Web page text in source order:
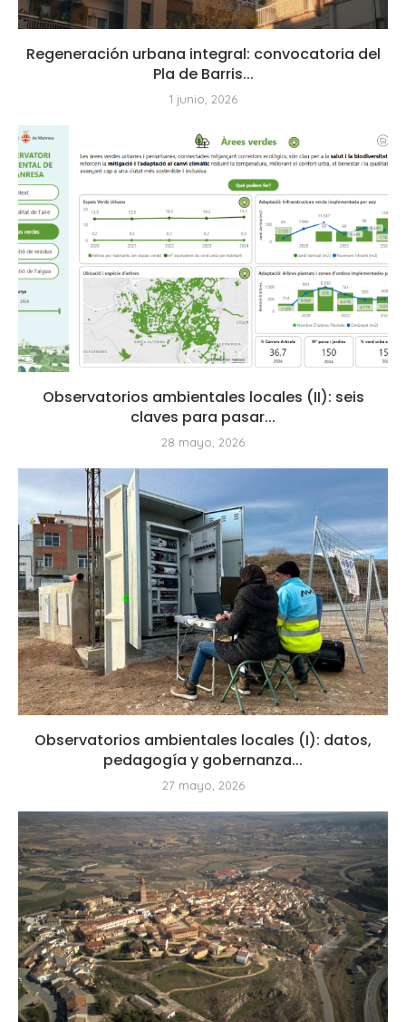
Regeneración urbana integral: convocatoria del
Pla de Barris...
1 junio, 2026
Observatorios ambientales locales (II): seis
claves para pasar...
28 mayo, 2026
Observatorios ambientales locales (I): datos,
pedagogía y gobernanza...
27 mayo, 2026